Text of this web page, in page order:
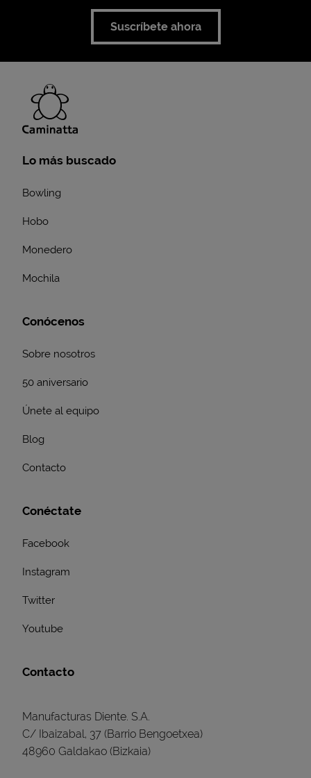
Suscríbete ahora
Lo más buscado
Bowling
Hobo
Monedero
Mochila
Conócenos
Sobre nosotros
50 aniversario
Únete al equipo
Blog
Contacto
Conéctate
Facebook
Instagram
Twitter
Youtube
Contacto
Manufacturas Diente. S.A.
C/ Ibaizabal, 37 (Barrio Bengoetxea)
48960 Galdakao (Bizkaia)